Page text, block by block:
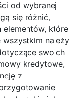
od wybranej
się różnić,
elementów, które
wszystkim należy
swoich
kredytowe,
z